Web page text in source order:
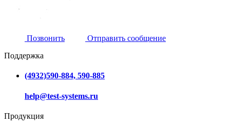
Позвонить
Отправить сообщение
Поддержка
(4932)590-884, 590-885
help@test-systems.ru
Продукция